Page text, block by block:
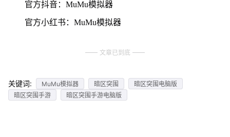
官方抖音：MuMu模拟器
官方小红书：MuMu模拟器
文章已到底
关键词: MuMu模拟器 暗区突围
暗区突围电脑版
暗区突围手游
暗区突围手游电脑版